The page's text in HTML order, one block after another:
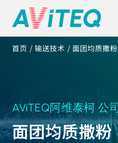
首页 输送技术 面团均质撒粉
AViTEQ阿维泰柯 公
面团均质撒粉